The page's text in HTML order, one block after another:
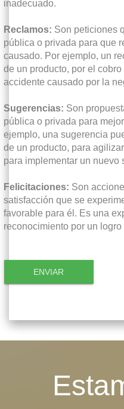
inadecuado.
Reclamos: Son peticiones
pública o privada para que
causado. Por ejemplo, un
de un producto, por el
accidente causado por la
Sugerencias: Son
pública o privada para
ejemplo, una sugerencia
de un producto, para
para implementar un nuevo
Felicitaciones: Son
satisfacción que se
favorable para él. Es una
reconocimiento por un
ENVIAR